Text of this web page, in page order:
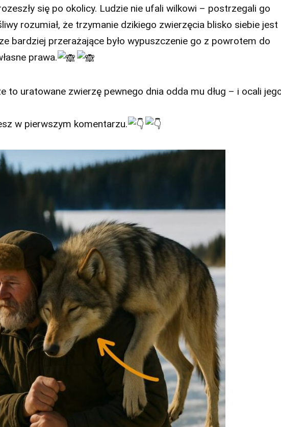
się po okolicy. Ludzie nie ufali wilkowi – postrzegali go
rozumiał, że trzymanie dzikiego zwierzęcia blisko siebie jest
bardziej przerażające było wypuszczenie go z powrotem do
prawa.
to uratowane zwierzę pewnego dnia odda mu dług – i ocali
w pierwszym komentarzu.